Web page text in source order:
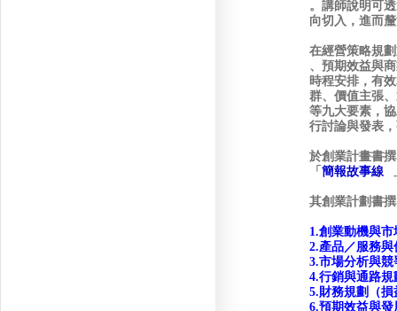
。講師說明可
向切入，進而
在經營策略規劃
、預期效益與
時程安排，有
群、價值主張
等九大要素，
行討論與發表
於創業計畫書
「 簡報故事線
其創業計劃書
1.創業動機與市
2.產品／服務與
3.市場分析與競
4.行銷與通路規
5.財務規劃（損
6.預期效益與發